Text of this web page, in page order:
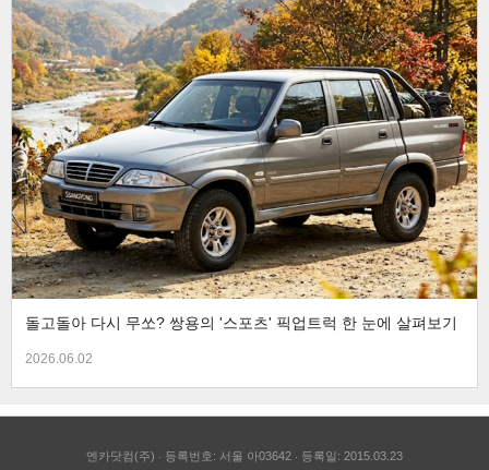
돌고돌아 다시 무쏘? 쌍용의 '스포츠' 픽업트럭 한 눈에 살펴보기
2026.06.02
엔카닷컴(주) 등록번호: 서울 아03642 등록일: 2015.03.23